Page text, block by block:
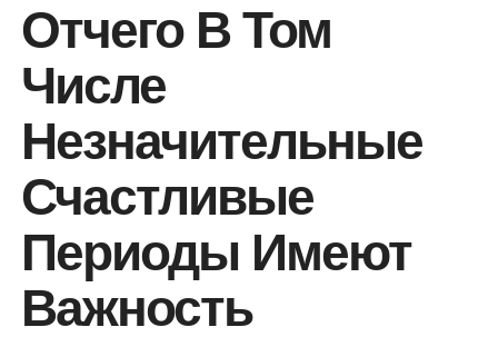
Отчего В Том
Числе
Незначительные
Счастливые
Периоды Имеют
Важность